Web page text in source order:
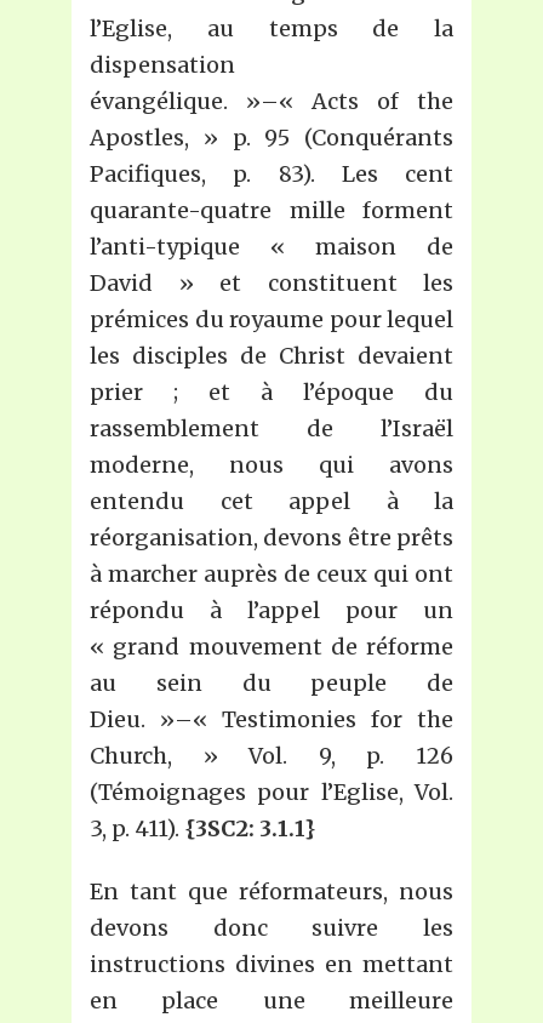
l’Eglise, au temps de la
dispensation
évangélique. »–« Acts of the
Apostles, » p. 95 (Conquérants
Pacifiques, p. 83). Les cent
quarante-quatre mille forment
l’anti-typique « maison de
David » et constituent les
prémices du royaume pour lequel
les disciples de Christ devaient
prier ; et à l’époque du
rassemblement de l’Israël
moderne, nous qui avons
entendu cet appel à la
réorganisation, devons être prêts
à marcher auprès de ceux qui ont
répondu à l’appel pour un
« grand mouvement de réforme
au sein du peuple de
Dieu. »–« Testimonies for the
Church, » Vol. 9, p. 126
(Témoignages pour l’Eglise, Vol.
3, p. 411). {3SC2: 3.1.1}
En tant que réformateurs, nous
devons donc suivre les
instructions divines en mettant
en place une meilleure